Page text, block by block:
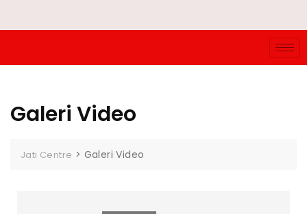
Galeri Video
Jati Centre > Galeri Video